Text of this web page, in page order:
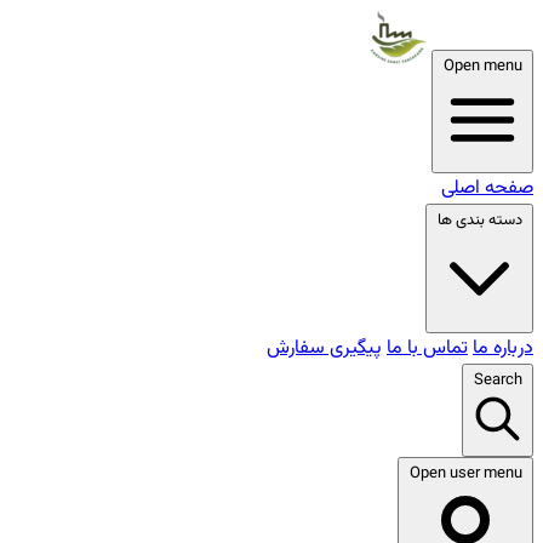
Open menu
صفحه اصلی
دسته بندی ها
درباره ماتماس با ما پیگیری سفارش
Search
Open user menu